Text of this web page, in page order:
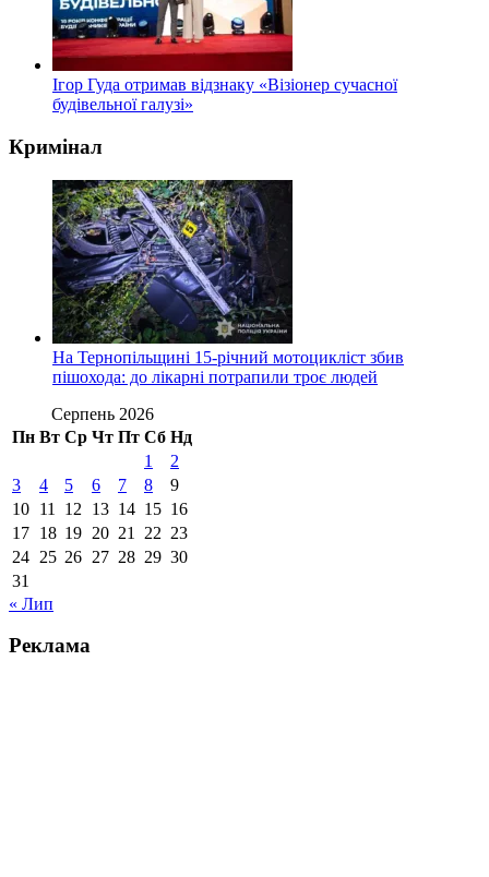
Ігор Гуда отримав відзнаку «Візіонер сучасної
будівельної галузі»
Кримінал
На Тернопільщині 15-річний мотоцикліст збив
пішохода: до лікарні потрапили троє людей
Серпень 2026
Пн Вт Ср Чт Пт Сб Нд
1
2
3
4 5 6 7 8
9
10 11 12 13 14 15 16
17 18 19 20 21 22 23
24 25 26 27 28 29 30
31
« Лип
Реклама